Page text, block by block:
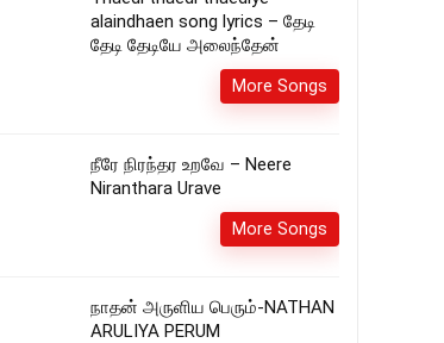
alaindhaen song lyrics – தேடி
தேடி தேடியே அலைந்தேன்
More Songs
நீரே நிரந்தர உறவே – Neere
Niranthara Urave
More Songs
நாதன் அருளிய பெரும்-NATHAN
ARULIYA PERUM